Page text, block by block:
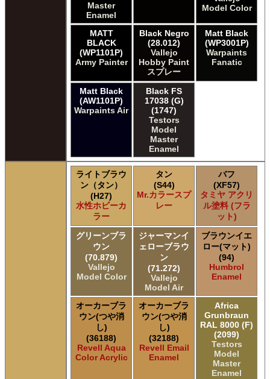
Master
Enamel
Model Color
MATT
BLACK
(WP1101P)
Army Painter
Black Negro
(28.012)
Vallejo
Hobby Paint
スプレー
Matt Black
(WP3001P)
Warpaints
Fanatic
Matt Black
(AW1101P)
Warpaints Air
Black FS
17038 (G)
(1747)
Testors
Model
Master
Enamel
ライトブラウ
ン（タン）
(H27)
水性ホビーカ
ラー
タン
(S44)
Mr.カラースプ
レー
バフ
(XF57)
タミヤ アクリ
ル塗料 (フラ
ット)
グリーンブラ
ウン
(70.879)
Vallejo
Model Color
ジャーマンイ
ェローブラウ
ン
(71.272)
Vallejo
Model Air
ブラウンイエ
ロー(マット)
(94)
Humbrol
Enamel
オーカーブラ
ウン(つや消
し)
(36188)
Revell Aqua
Color Acrylic
オーカーブラ
ウン(つや消
し)
(32188)
Revell Email
Enamel
Africa
Grunbraun
RAL 8000 (F)
(2099)
Testors
Model
Master
Enamel